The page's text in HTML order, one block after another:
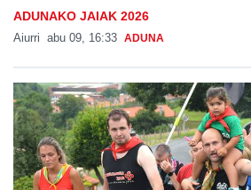
ADUNAKO JAIAK 2026
Aiurri abu 09, 16:33 ADUNA